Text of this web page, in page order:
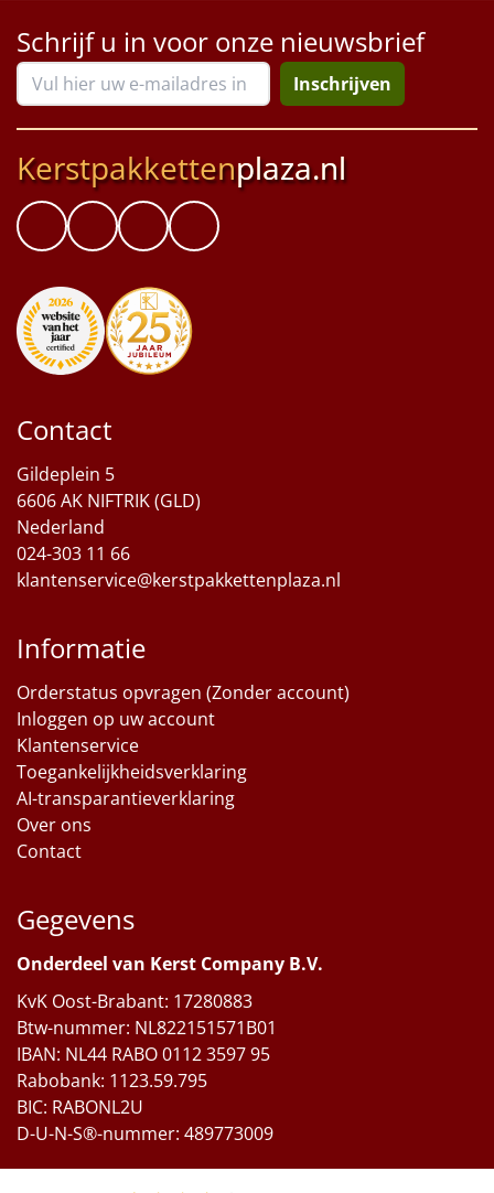
Schrijf u in voor onze nieuwsbrief
Inschrijven
Kerstpakkettenplaza.nl
Contact
Gildeplein 5
6606 AK NIFTRIK (GLD)
Nederland
024-303 11 66
klantenservice@kerstpakkettenplaza.nl
Informatie
Orderstatus opvragen (Zonder account)
Inloggen op uw account
Klantenservice
Toegankelijkheidsverklaring
AI-transparantieverklaring
Over ons
Contact
Gegevens
Onderdeel van Kerst Company B.V.
KvK Oost-Brabant: 17280883
Btw-nummer: NL822151571B01
IBAN: NL44 RABO 0112 3597 95
Rabobank: 1123.59.795
BIC: RABONL2U
D-U-N-S®-nummer: 489773009